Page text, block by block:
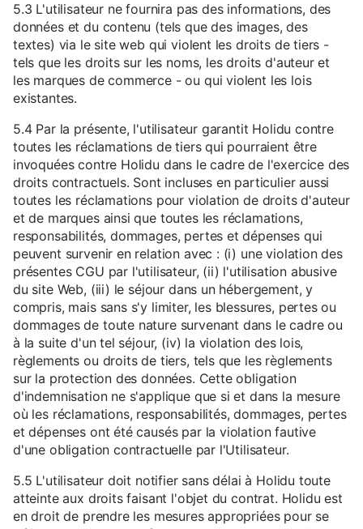
5.3 L'utilisateur ne fournira pas des informations, des
données et du contenu (tels que des images, des
textes) via le site web qui violent les droits de tiers -
tels que les droits sur les noms, les droits d'auteur et
les marques de commerce - ou qui violent les lois
existantes.
5.4 Par la présente, l'utilisateur garantit Holidu contre
toutes les réclamations de tiers qui pourraient être
invoquées contre Holidu dans le cadre de l'exercice des
droits contractuels. Sont incluses en particulier aussi
toutes les réclamations pour violation de droits d'auteur
et de marques ainsi que toutes les réclamations,
responsabilités, dommages, pertes et dépenses qui
peuvent survenir en relation avec : (i) une violation des
présentes CGU par l'utilisateur, (ii) l'utilisation abusive
du site Web, (iii) le séjour dans un hébergement, y
compris, mais sans s'y limiter, les blessures, pertes ou
dommages de toute nature survenant dans le cadre ou
à la suite d'un tel séjour, (iv) la violation des lois,
règlements ou droits de tiers, tels que les règlements
sur la protection des données. Cette obligation
d'indemnisation ne s'applique que si et dans la mesure
où les réclamations, responsabilités, dommages, pertes
et dépenses ont été causés par la violation fautive
d'une obligation contractuelle par l'Utilisateur.
5.5 L'utilisateur doit notifier sans délai à Holidu toute
atteinte aux droits faisant l'objet du contrat. Holidu est
en droit de prendre les mesures appropriées pour se